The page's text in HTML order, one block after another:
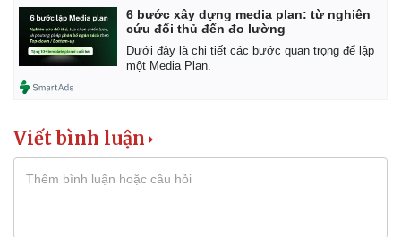
6 bước xây dựng media plan: từ nghiên
cứu đối thủ đến đo lường
Dưới đây là chi tiết các bước quan trọng để lập
một Media Plan.
Viết bình luận